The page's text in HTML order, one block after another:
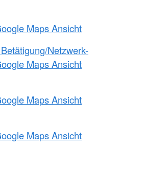
Maps Ansicht
Netzwerk-
Maps Ansicht
Maps Ansicht
Maps Ansicht